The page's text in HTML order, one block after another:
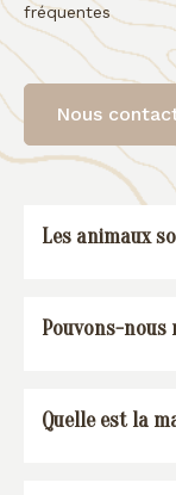
fréquentes
Nous
Les animaux
Tous nos
l’exception
Pouvons-nous
pourrez
Quelle est la